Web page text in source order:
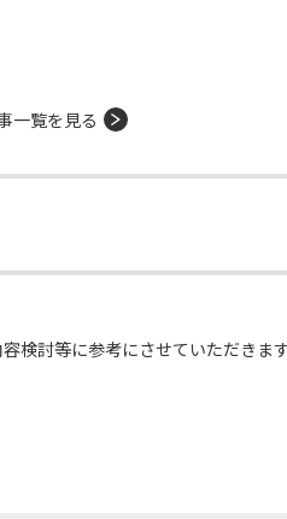
一覧を見る
検討等に参考にさせていただきます